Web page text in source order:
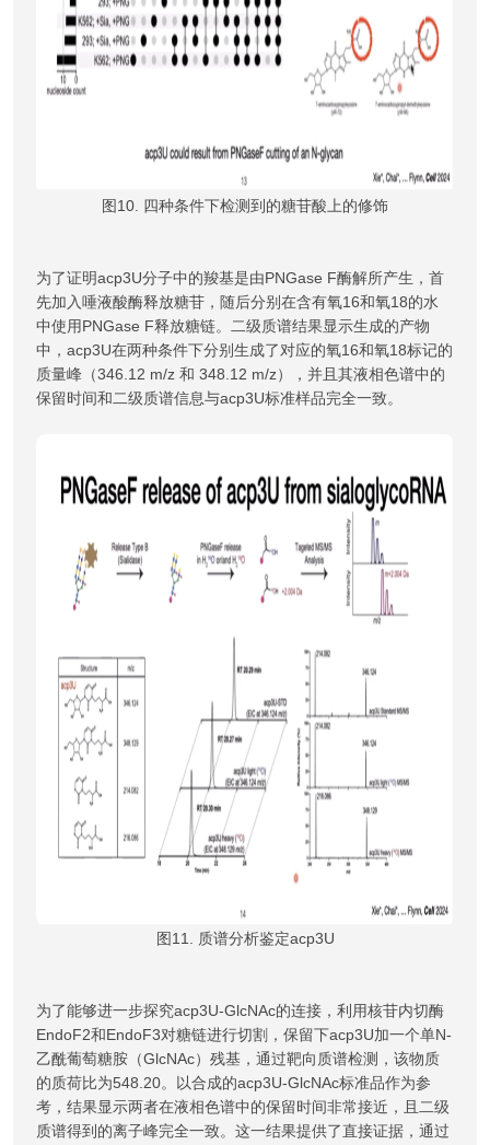
图10. 四种条件下检测到的糖苷酸上的修饰
为了证明acp3U分子中的羧基是由PNGase F酶解所产生，首
先加入唾液酸酶释放糖苷，随后分别在含有氧16和氧18的水
中使用PNGase F释放糖链。二级质谱结果显示生成的产物
中，acp3U在两种条件下分别生成了对应的氧16和氧18标记的
质量峰（346.12 m/z 和 348.12 m/z），并且其液相色谱中的
保留时间和二级质谱信息与acp3U标准样品完全一致。
图11. 质谱分析鉴定acp3U
为了能够进一步探究acp3U-GlcNAc的连接，利用核苷内切酶
EndoF2和EndoF3对糖链进行切割，保留下acp3U加一个单N-
乙酰葡萄糖胺（GlcNAc）残基，通过靶向质谱检测，该物质
的质荷比为548.20。以合成的acp3U-GlcNAc标准品作为参
考，结果显示两者在液相色谱中的保留时间非常接近，且二级
质谱得到的离子峰完全一致。这一结果提供了直接证据，通过